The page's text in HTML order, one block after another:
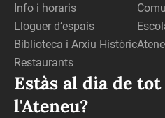
Info i horaris
Lloguer d’espais
Biblioteca i Arxiu Històric
Restaurants
Estàs al dia de tot
l'Ateneu?